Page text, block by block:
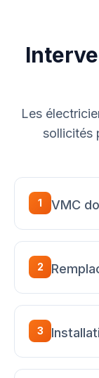
Les
sollicités
1 VMC
2
3